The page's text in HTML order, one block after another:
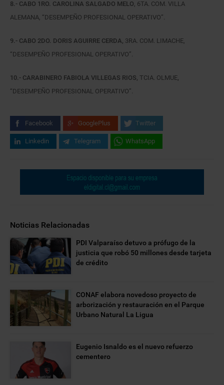
8.- CABO 1RO. CAROLINA SALGADO MELO , 6TA. COM. VILLA
ALEMANA, “DESEMPEÑO PROFESIONAL OPERATIVO”.
9.- CABO 2DO. DORIS AGUIRRE CERDA, 3RA. COM. LIMACHE,
“DESEMPEÑO PROFESIONAL OPERATIVO”.
10.- CARABINERO FABIOLA VILLEGAS RIOS, TCIA. OLMUE
“DESEMPEÑO PROFESIONAL OPERATIVO”.
Facebook GooglePlus Twitter
Linkedin Telegram WhatsApp
Noticias Relacionadas
PDI Valparaíso detuvo a prófugo de la
justicia que robó 50 millones desde tarjeta
de crédito
CONAF elabora novedoso proyecto de
arborización y restauración en el Parque
Urbano Natural La Ligua
Eugenio Isnaldo es el nuevo refuerzo
cementero